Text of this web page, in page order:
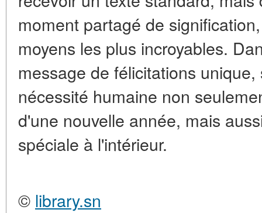
moment partagé de signification
moyens les plus incroyables.
message de félicitations
nécessité humaine non
d'une nouvelle année, mais
spéciale à l'intérieur.
© library.sn